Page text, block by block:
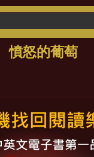
憤怒的葡萄